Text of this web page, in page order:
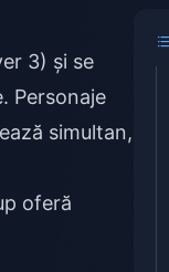
3) și se
Personaje
simultan,
oferă